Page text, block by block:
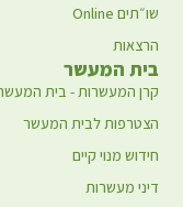
שו״תים Online
הרצאות
בית המעשר
קרן המעשרות - בית
הצטרפות לבית המעשר
חידוש מנוי קיים
דיני מעשרות